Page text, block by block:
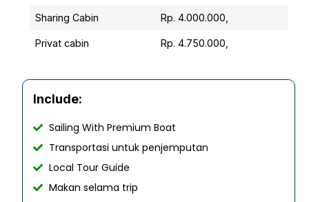
Jenis Cabin
Harga
Sharing Cabin Rp. 4.000.000,
Privat cabin Rp. 4.750.000,
Include:
Sailing With Premium Boat
Transportasi untuk penjemputan
Local Tour Guide
Makan selama trip